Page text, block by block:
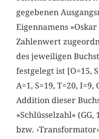
gegebenen
Eigennamens
Zahlenwert
des jeweiligen
festgelegt ist [O=15,
A=1, S=19, T=20,
Addition dieser
»Schlüsselzahl« (GG,
bzw.